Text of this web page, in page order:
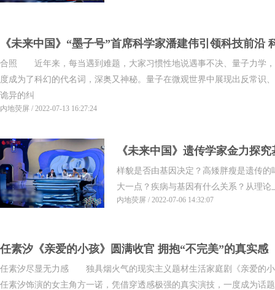
《未来中国》“墨子号”首席科学家潘建伟引领科技前沿
合照 近年来，每当遇到难题，大家习惯性地说遇事不决、量子力学，
度成为了科幻的代名词，深奥又神秘。量子在微观世界中展现出反常识
诡异的纠
内地荧屏 / 2022-07-13 16:27:24
《未来中国》遗传学家金力探
解析基因
样貌是否由基因决定？高矮胖瘦是遗传
大一点？疾病与基因有什么关系？从理论
内地荧屏 / 2022-07-06 14:32:07
任素汐《亲爱的小孩》圆满收官 拥抱“不完美”的真实感
任素汐尽显无力感 独具烟火气的现实主义题材生活家庭剧《亲爱的小
任素汐饰演的女主角方一诺，凭借穿透感极强的真实演技，一度成为话